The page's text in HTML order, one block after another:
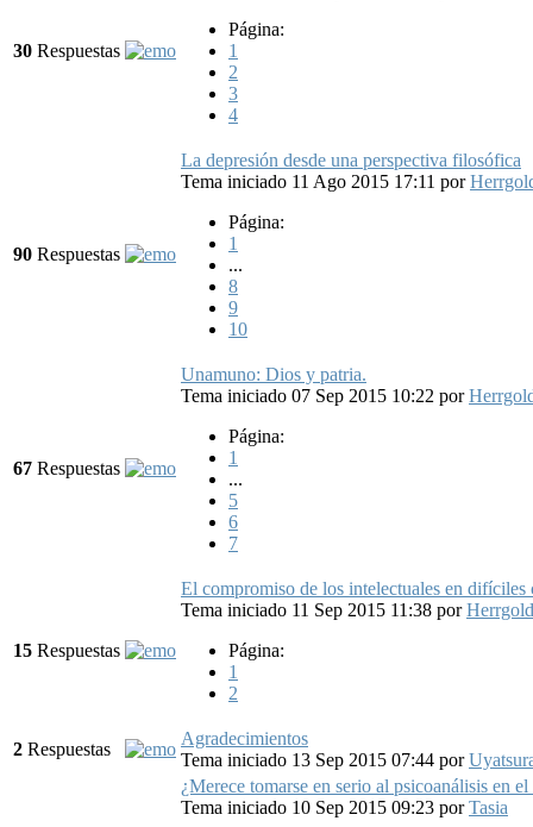
30 Respuestas
Página:
1
2
3
4
90 Respuestas
La depresión desde una perspectiva filosófica
Tema iniciado 11 Ago 2015 17:11 por
Página:
1
...
8
9
10
67 Respuestas
Unamuno: Dios y patria.
Tema iniciado 07 Sep 2015 10:22 por
Página:
1
...
5
6
7
15 Respuestas
El compromiso de los intelectuales en difíciles
Tema iniciado 11 Sep 2015 11:38 por
Página:
1
2
2 Respuestas
Agradecimientos
Tema iniciado 13 Sep 2015 07:44 por
¿Merece tomarse en serio al psicoanálisis en
Tema iniciado 10 Sep 2015 09:23 porTasia